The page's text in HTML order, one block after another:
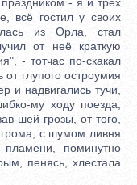
всё гостил у своих
из Орла, стал
от неё краткую
- тотчас по-скакал
глупого остроумия
и надвигались тучи,
му ходу поезда,
шей грозы, от того,
грома, с шумом ливня
поминутно
пенясь, хлестала